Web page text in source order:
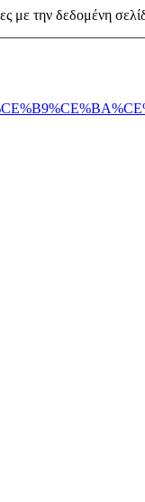
με την δεδομένη